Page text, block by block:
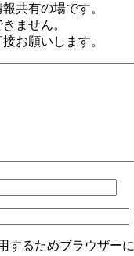
共有の場です。
ません。
お願いします。
するためブラウザー